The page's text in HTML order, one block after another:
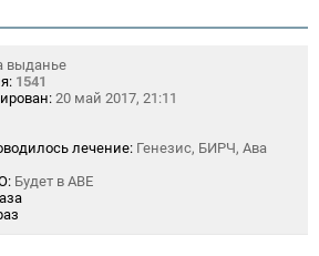
выданье
1541
20 май 2017, 21:11
лечение: Генезис, БИРЧ, Ава
Будет в АВЕ